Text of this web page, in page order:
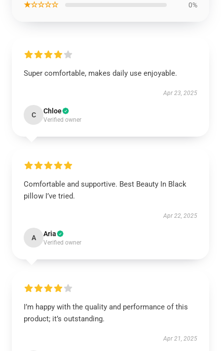
★☆☆☆☆ 0%
Super comfortable, makes daily use enjoyable.
Apr 23, 2025
C Chloe
Verified owner
Comfortable and supportive. Best Beauty In Black
pillow I’ve tried.
Apr 22, 2025
A Aria
Verified owner
I’m happy with the quality and performance of this
product; it’s outstanding.
Apr 21, 2025